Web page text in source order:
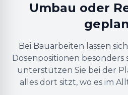
Umbau oder
Bei Bauarbeiten lassen
Dosenpositionen besonders
unterstützen Sie bei der
alles dort sitzt, wo es im